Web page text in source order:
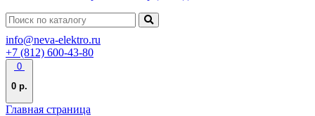
info@neva-elektro.ru
+7 (812) 600-43-80
0
0 р.
Главная страница